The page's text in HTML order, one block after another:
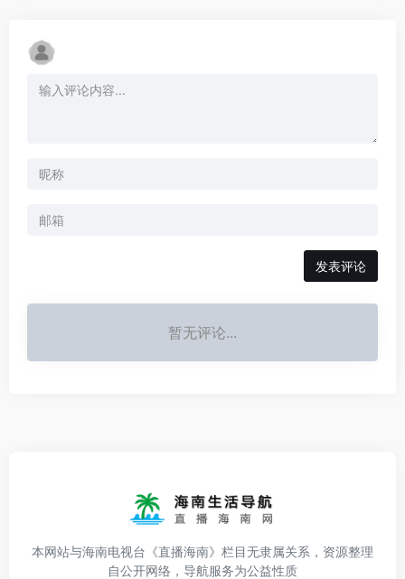
发表评论
暂无评论...
本网站与海南电视台《直播海南》栏目无隶属关系，资源整理
自公开网络，导航服务为公益性质